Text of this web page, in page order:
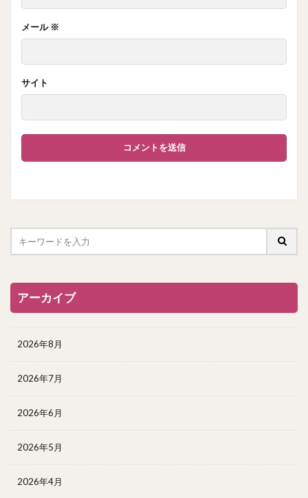
メール ※
サイト
アーカイブ
2026年8月
2026年7月
2026年6月
2026年5月
2026年4月